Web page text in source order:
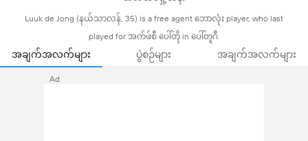
Luuk de Jong (နယ်သာလန်, 35) is a free agent ဘောလုံး player, who last
played for အက်ဖ်စီ ပေါ်တို in ပေါ်တူဂီ.
အချက်အလက်များ ပွဲစဉ်များ အချက်အလက်များ
Ad